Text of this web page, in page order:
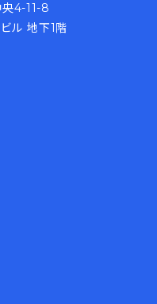
4-11-8
ル 地下1階